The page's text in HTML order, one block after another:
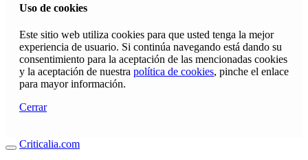
Uso de cookies
Este sitio web utiliza cookies para que usted tenga la mejor
experiencia de usuario. Si continúa navegando está dando su
consentimiento para la aceptación de las mencionadas cookies
y la aceptación de nuestra política de cookies, pinche el enlace
para mayor información.
Cerrar
Criticalia.com